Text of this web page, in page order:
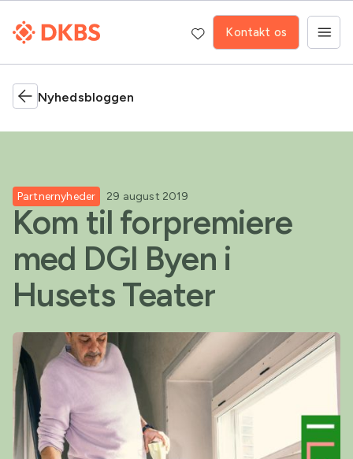
Kontakt os
Nyhedsbloggen
Partnernyheder 29 august 2019
Kom til forpremiere
med DGI Byen i
Husets Teater